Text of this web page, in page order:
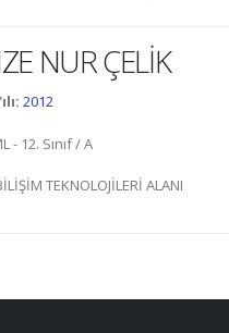
NUR ÇELİK
2012
- 12. Sınıf / A
TEKNOLOJİLERİ ALANI